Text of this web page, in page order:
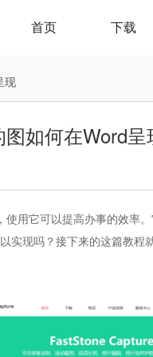
首页 下载
现
如何在Word呈
使用它可以提高办事的效率
实现吗？接下来的这篇教程